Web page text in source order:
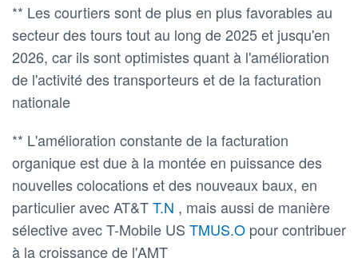
** Les courtiers sont de plus en plus favorables au
secteur des tours tout au long de 2025 et jusqu'en
2026, car ils sont optimistes quant à l'amélioration
de l'activité des transporteurs et de la facturation
nationale
** L'amélioration constante de la facturation
organique est due à la montée en puissance des
nouvelles colocations et des nouveaux baux, en
particulier avec AT&TT.N , mais aussi de manière
sélective avec T-Mobile US TMUS.O pour contribuer
à la croissance de l'AMT